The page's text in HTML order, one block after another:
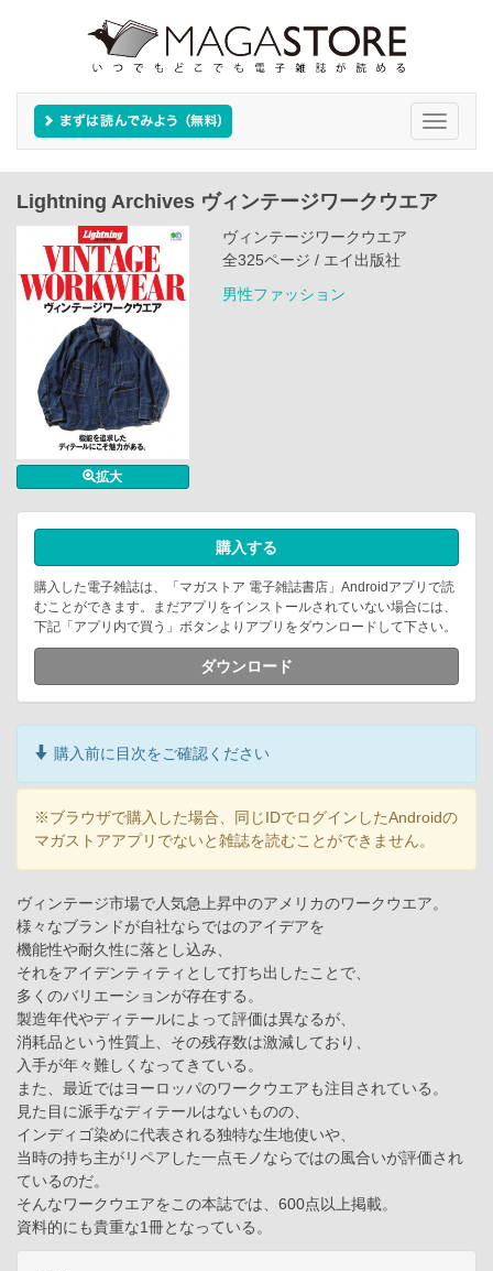
Toggle
Lightning Archives ヴィンテージワークウエア
拡大
ヴィンテージワークウエア
全325ページ / エイ出版社
男性ファッション
購入する
購入した電子雑誌は、「マガストア 電子雑誌書店」Androidアプリで読
むことができます。まだアプリをインストールされていない場合には、
下記「アプリ内で買う」ボタンよりアプリをダウンロードして下さい。
ダウンロード
購入前に目次をご確認ください
※ブラウザで購入した場合、同じIDでログインしたAndroidの
マガストアアプリでないと雑誌を読むことができません。
ヴィンテージ市場で人気急上昇中のアメリカのワークウエア。
様々なブランドが自社ならではのアイデアを
機能性や耐久性に落とし込み、
それをアイデンティティとして打ち出したことで、
多くのバリエーションが存在する。
製造年代やディテールによって評価は異なるが、
消耗品という性質上、その残存数は激減しており、
入手が年々難しくなってきている。
また、最近ではヨーロッパのワークウエアも注目されている。
見た目に派手なディテールはないものの、
インディゴ染めに代表される独特な生地使いや、
当時の持ち主がリペアした一点モノならではの風合いが評価され
ているのだ。
そんなワークウエアをこの本誌では、600点以上掲載。
資料的にも貴重な1冊となっている。